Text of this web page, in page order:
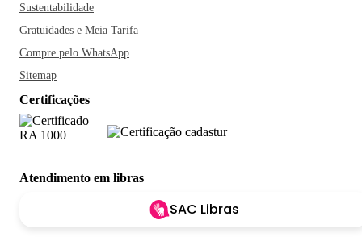
Sustentabilidade
Gratuidades e Meia Tarifa
Compre pelo WhatsApp
Sitemap
Certificações
Atendimento em libras
SAC Libras